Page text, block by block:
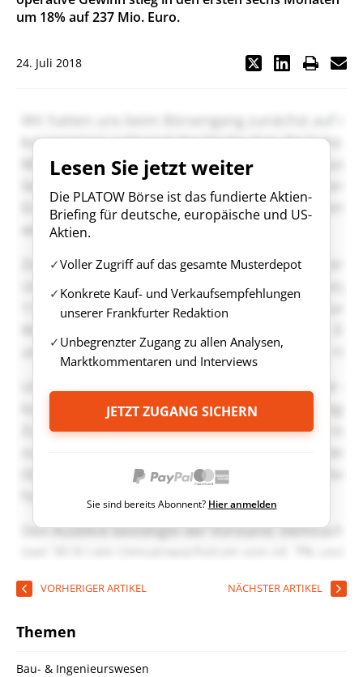
um 18% auf 237 Mio. Euro.
24. Juli 2018
Lesen Sie jetzt weiter
Die PLATOW Börse ist das fundierte Aktien-
Briefing für deutsche, europäische und US-
Aktien.
Voller Zugriff auf das gesamte Musterdepot
Konkrete Kauf- und Verkaufsempfehlungen
unserer Frankfurter Redaktion
Unbegrenzter Zugang zu allen Analysen,
Marktkommentaren und Interviews
JETZT ZUGANG SICHERN
Sie sind bereits Abonnent? Hier anmelden
VORHERIGER ARTIKEL NÄCHSTER ARTIKEL
Themen
Bau- & Ingenieurswesen